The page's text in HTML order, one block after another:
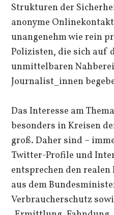
Strukturen der
anonyme
unangenehm wie rein
Polizisten, die sich auf
unmittelbaren
Journalist_innen
Das Interesse am
besonders in Kreisen
groß. Daher sind –
Twitter-Profile und
entsprechen den realen
aus dem
Verbraucherschutz